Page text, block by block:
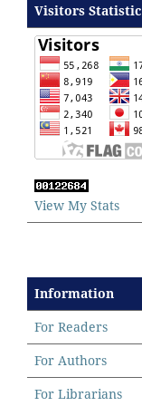
Visitors Statistic
View My Stats
Information
For Readers
For Authors
For Librarians